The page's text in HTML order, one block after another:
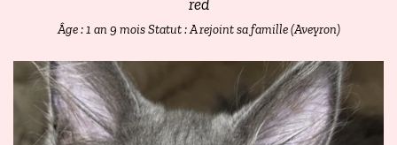
Âge : 1 an 9 moisStatut : A rejoint sa famille (Aveyron)